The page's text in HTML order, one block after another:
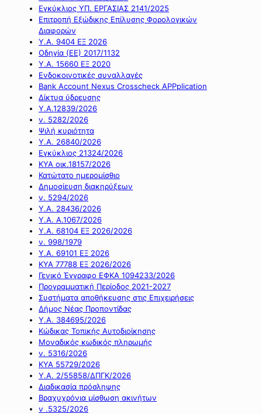
Εγκύκλιος ΥΠ. ΕΡΓΑΣΙΑΣ 2141/2025
Επιτροπή Εξώδικης Επίλυσης Φορολογικών
Διαφορών
Υ.Α. 9404 ΕΞ 2026
Οδηγία (ΕΕ) 2017/1132
Υ.Α. 15660 ΕΞ 2020
Ενδοκοινοτικές συναλλαγές
Bank Account Nexus Crosscheck APPplication
Δίκτυα ύδρευσης
Υ.Α.12839/2026
ν. 5282/2026
Ψιλή κυριότητα
Υ.Α. 26840/2026
Εγκύκλιος 21324/2026
ΚΥΑ οικ.18157/2026
Κατώτατο ημερομίσθιο
Δημοσίευση διακηρύξεων
ν. 5294/2026
Υ.Α. 28436/2026
Υ.Α. Α.1067/2026
Υ.Α. 68104 ΕΞ 2026/2026
ν. 998/1979
Υ.Α. 69101 ΕΞ 2026
ΚΥΑ 77788 ΕΞ 2026/2026
Γενικό Έγγραφο ΕΦΚΑ 1094233/2026
Προγραμματική Περίοδος 2021-2027
Συστήματα αποθήκευσης στις Επιχειρήσεις
Δήμος Νέας Προποντίδας
Υ.Α. 384695/2026
Κώδικας Τοπικής Αυτοδιοίκησης
Μοναδικός κωδικός πληρωμής
ν. 5316/2026
ΚΥΑ 55729/2026
Υ.Α. 2/55858/ΔΠΓΚ/2026
Διαδικασία πρόσληψης
Βραχυχρόνια μίσθωση ακινήτων
ν .5325/2026